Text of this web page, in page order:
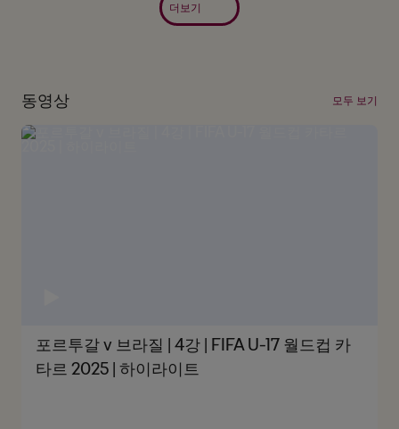
더보기
동영상 모두 보기
포르투갈 v 브라질 | 4강 | FIFA U-17 월드컵 카
타르 2025 | 하이라이트